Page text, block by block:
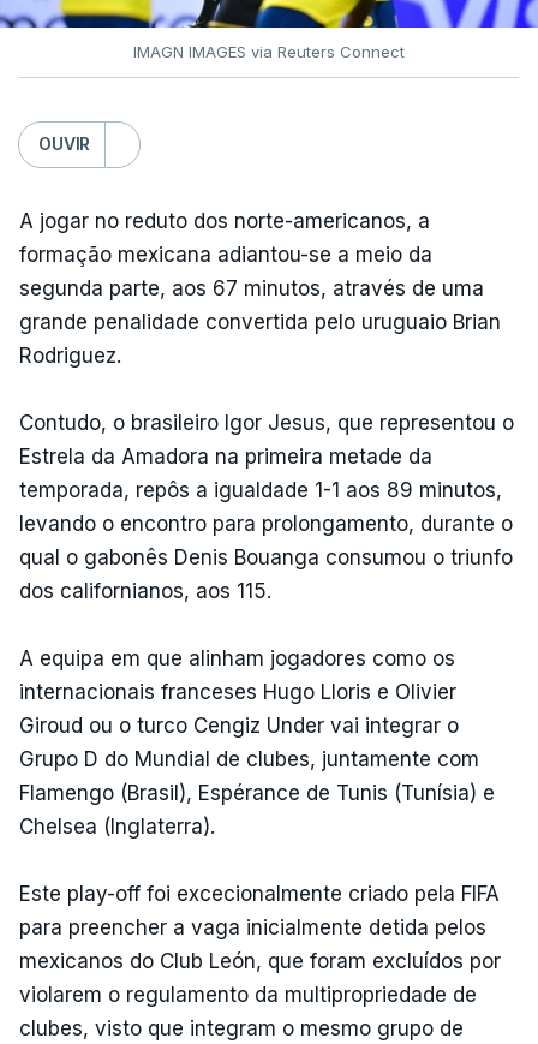
IMAGN IMAGES via Reuters Connect
OUVIR
A jogar no reduto dos norte-americanos, a
formação mexicana adiantou-se a meio da
segunda parte, aos 67 minutos, através de uma
grande penalidade convertida pelo uruguaio Brian
Rodriguez.
Contudo, o brasileiro Igor Jesus, que representou o
Estrela da Amadora na primeira metade da
temporada, repôs a igualdade 1-1 aos 89 minutos,
levando o encontro para prolongamento, durante o
qual o gabonês Denis Bouanga consumou o triunfo
dos californianos, aos 115.
A equipa em que alinham jogadores como os
internacionais franceses Hugo Lloris e Olivier
Giroud ou o turco Cengiz Under vai integrar o
Grupo D do Mundial de clubes, juntamente com
Flamengo (Brasil), Espérance de Tunis (Tunísia) e
Chelsea (Inglaterra).
Este play-off foi excecionalmente criado pela FIFA
para preencher a vaga inicialmente detida pelos
mexicanos do Club León, que foram excluídos por
violarem o regulamento da multipropriedade de
clubes, visto que integram o mesmo grupo de